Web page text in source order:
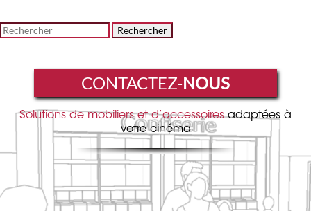
Rechercher
CONTACTEZ-NOUS
Solutions de mobiliers et d’accessoiresadaptées à
votre cinéma